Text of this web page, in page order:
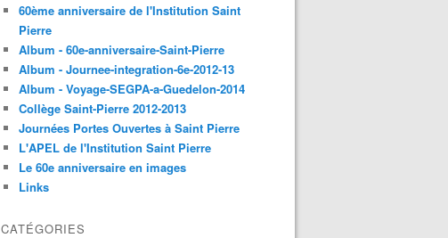
60ème anniversaire de l'Institution Saint
Pierre
Album - 60e-anniversaire-Saint-Pierre
Album - Journee-integration-6e-2012-13
Album - Voyage-SEGPA-a-Guedelon-2014
Collège Saint-Pierre 2012-2013
Journées Portes Ouvertes à Saint Pierre
L'APEL de l'Institution Saint Pierre
Le 60e anniversaire en images
Links
CATÉGORIES